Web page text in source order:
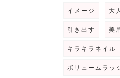
イメージ 大
引き出す 美
キラキラネイル
ボリュームラッ